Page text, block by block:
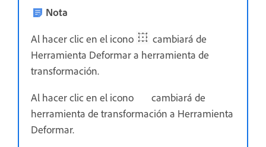
Nota
Al hacer clic en el icono
cambiará de
Herramienta Deformar a herramienta de
transformación.
Al hacer clic en el icono
cambiará de
herramienta de transformación a Herramienta
Deformar.